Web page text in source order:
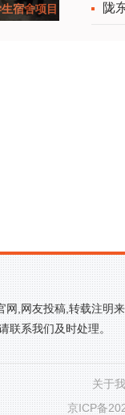
宿舍项目
陇
网,网友投稿,转载注明
联系我们及时处理。
关于
京ICP备